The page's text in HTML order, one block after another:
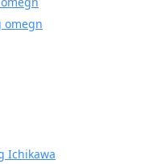
omegn
Ichikawa